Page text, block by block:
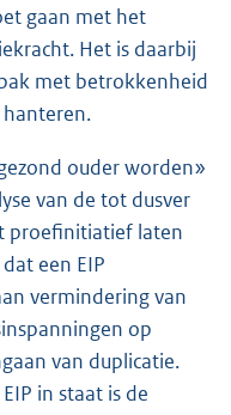
gaan met het
Het is daarbij
met betrokkenheid
ouder worden»
van de tot dusver
proefinitiatief laten
een EIP
vermindering van
op
van duplicatie.
in staat is de